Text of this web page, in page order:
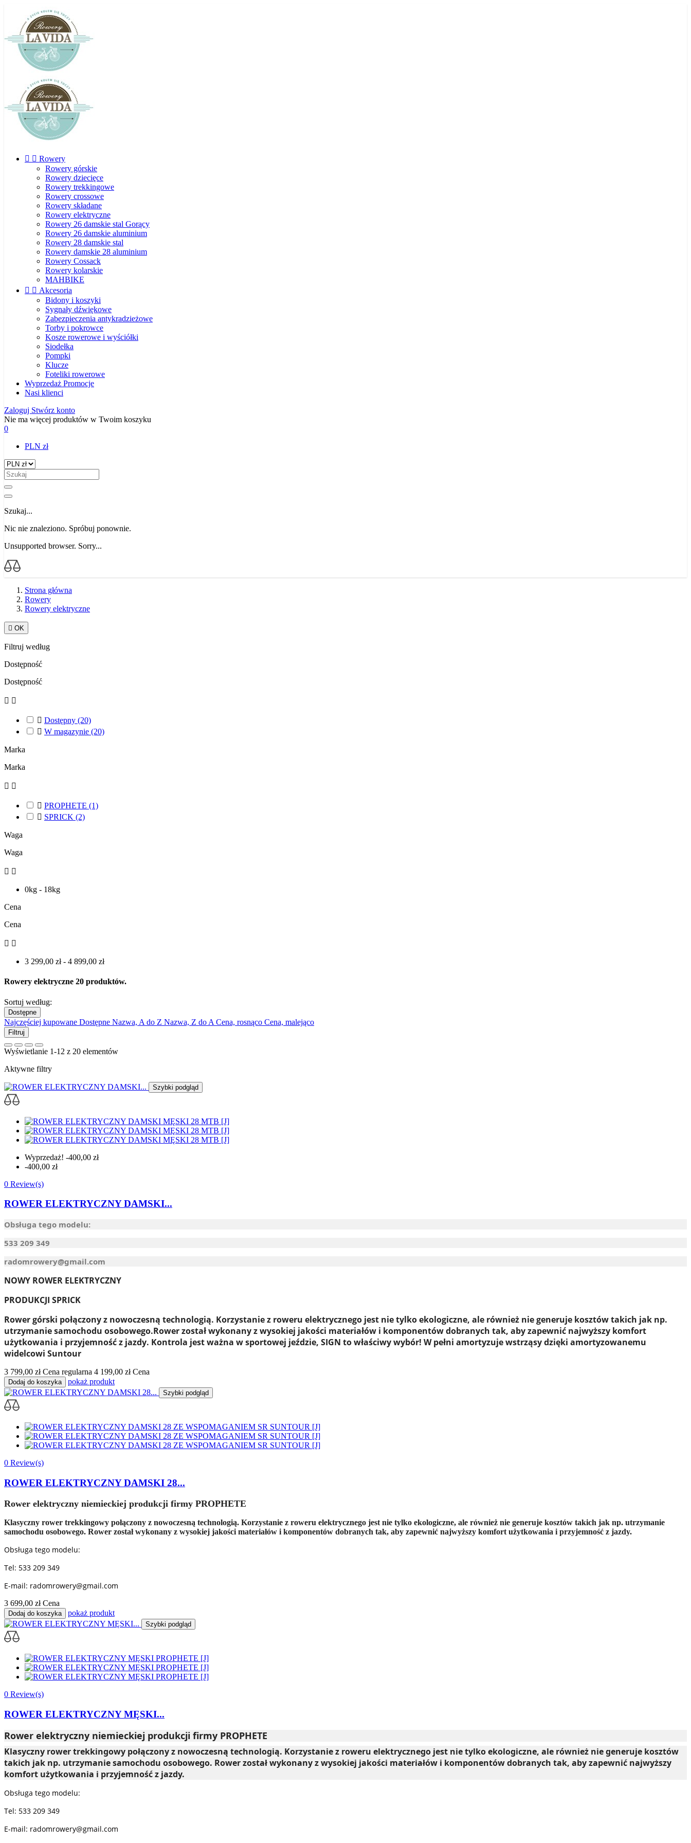
  Rowery
Rowery górskie
Rowery dziecięce
Rowery trekkingowe
Rowery crossowe
Rowery składane
Rowery elektryczne
Rowery 26 damskie stal Gorący
Rowery 26 damskie aluminium
Rowery 28 damskie stal
Rowery damskie 28 aluminium
Rowery Cossack
Rowery kolarskie
MAHBIKE
  Akcesoria
Bidony i koszyki
Sygnały dźwiękowe
Zabezpieczenia antykradzieżowe
Torby i pokrowce
Kosze rowerowe i wyściółki
Siodełka
Pompki
Klucze
Foteliki rowerowe
Wyprzedaż Promocje
Nasi klienci
Zaloguj Stwórz konto
Nie ma więcej produktów w Twoim koszyku
0
PLN zł
Szukaj...
Nic nie znaleziono. Spróbuj ponownie.
Unsupported browser. Sorry...
Strona główna
Rowery
Rowery elektryczne
 OK
Filtruj według
Dostępność
Dostępność
 
 Dostępny (20)
 W magazynie (20)
Marka
Marka
 
 PROPHETE (1)
 SPRICK (2)
Waga
Waga
 
0kg - 18kg
Cena
Cena
 
3 299,00 zł - 4 899,00 zł
Rowery elektryczne 20 produktów.
Sortuj według:
Dostępne
Najczęściej kupowane Dostępne Nazwa, A do Z Nazwa, Z do A Cena, rosnąco Cena, malejąco
Filtruj
Wyświetlanie 1-12 z 20 elementów
Aktywne filtry
Szybki podgląd
Wyprzedaż! -400,00 zł
-400,00 zł
0 Review(s)
ROWER ELEKTRYCZNY DAMSKI...
Obsługa tego modelu:
533 209 349
radomrowery@gmail.com
NOWY ROWER ELEKTRYCZNY
PRODUKCJI SPRICK
Rower górski połączony z nowoczesną technologią. Korzystanie z roweru elektrycznego jest nie tylko ekologiczne, ale również nie generuje kosztów takich jak np.
utrzymanie samochodu osobowego.Rower został wykonany z wysokiej jakości materiałów i komponentów dobranych tak, aby zapewnić najwyższy komfort
użytkowania i przyjemność z jazdy. Kontrola jest ważna w sportowej jeździe, SIGN to właściwy wybór! W pełni amortyzuje wstrząsy dzięki amortyzowanemu
widelcowi Suntour
3 799,00 zł Cena regularna 4 199,00 zł Cena
Dodaj do koszyka pokaż produkt
Szybki podgląd
0 Review(s)
ROWER ELEKTRYCZNY DAMSKI 28...
Rower elektryczny niemieckiej produkcji firmy PROPHETE
Klasyczny rower trekkingowy połączony z nowoczesną technologią. Korzystanie z roweru elektrycznego jest nie tylko ekologiczne, ale również nie generuje kosztów takich jak np. utrzymanie
samochodu osobowego. Rower został wykonany z wysokiej jakości materiałów i komponentów dobranych tak, aby zapewnić najwyższy komfort użytkowania i przyjemność z jazdy.
Obsługa tego modelu:
Tel: 533 209 349
E-mail: radomrowery@gmail.com
3 699,00 zł Cena
Dodaj do koszyka pokaż produkt
Szybki podgląd
0 Review(s)
ROWER ELEKTRYCZNY MĘSKI...
Rower elektryczny niemieckiej produkcji firmy PROPHETE
Klasyczny rower trekkingowy połączony z nowoczesną technologią. Korzystanie z roweru elektrycznego jest nie tylko ekologiczne, ale również nie generuje kosztów
takich jak np. utrzymanie samochodu osobowego. Rower został wykonany z wysokiej jakości materiałów i komponentów dobranych tak, aby zapewnić najwyższy
komfort użytkowania i przyjemność z jazdy.
Obsługa tego modelu:
Tel: 533 209 349
E-mail: radomrowery@gmail.com